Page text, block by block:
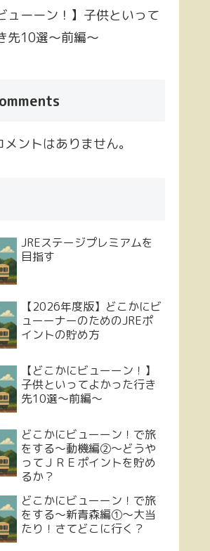
ューーン！】子供といって
先10選～前編～
ントはありません。
JREステージプレミアムを
目指す
【2026年度版】どこかにビ
ューーナーのためのJREポ
イントの貯め方
【どこかにビューーン！】
子供といってよかった行き
先10選～前編～
どこかにビューーン！で旅
をする～動機編②～どうや
ってＪＲＥポイントを貯め
るか？
どこかにビューーン！で旅
をする〜新青森編①〜大当
たり！さてどこに行く？